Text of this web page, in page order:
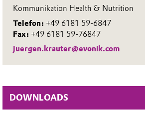
Kommunikation Health & Nutrition
Telefon: +49 6181 59-6847
Fax: +49 6181 59-76847
juergen.krauter@evonik.com
DOWNLOADS